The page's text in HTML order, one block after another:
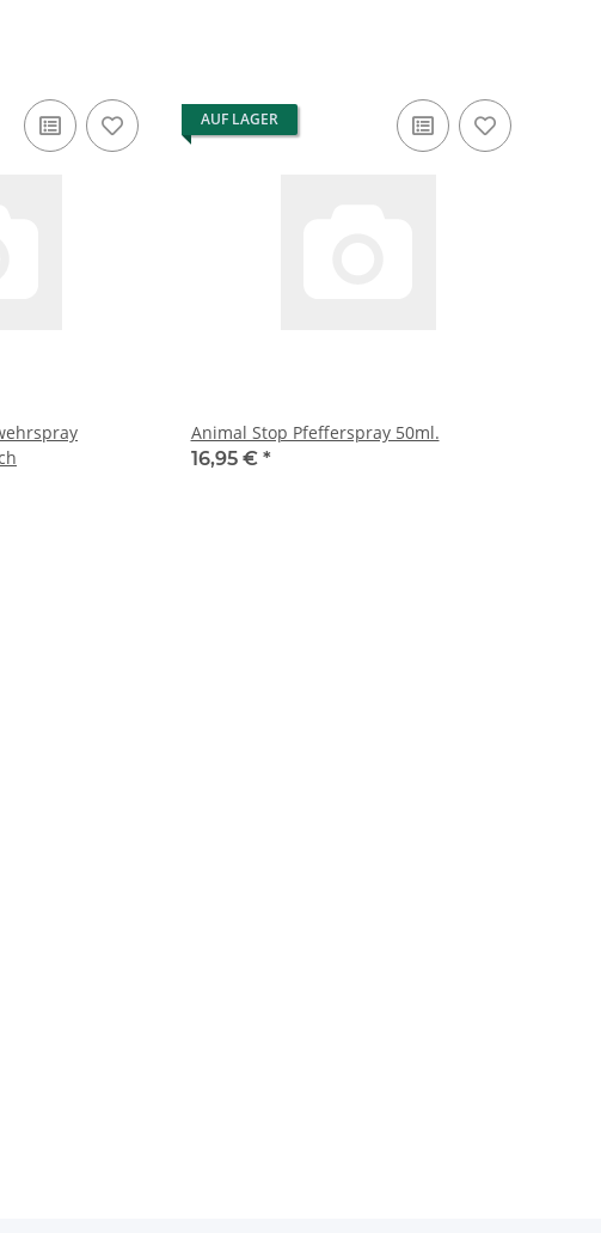
AUF LAGER
Animal Stop Pfefferspray 50ml.
16,95 € *